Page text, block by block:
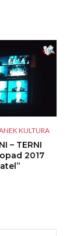
KULTURA
– TERNI
2017